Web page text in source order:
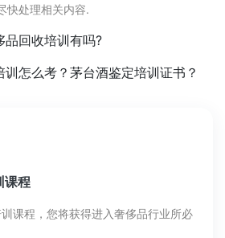
快处理相关内容.
品回收培训有吗?
训怎么考？茅台酒鉴定培训证书？
课程
课程，您将获得进入奢侈品行业所必